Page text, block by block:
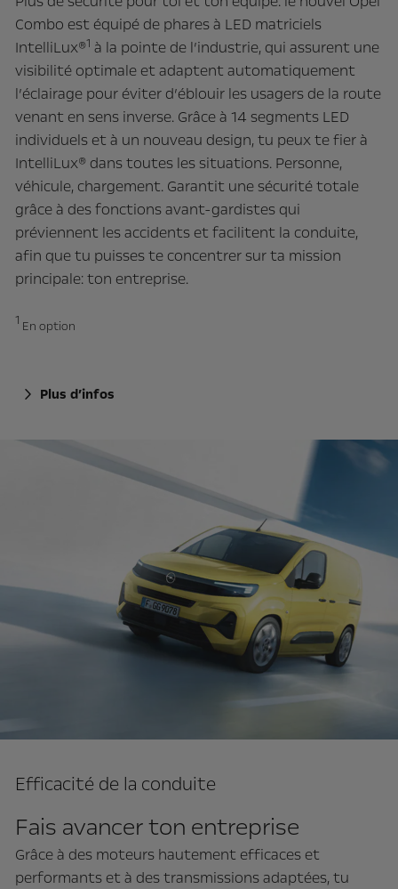
Combo est équipé de phares à LED matriciels
IntelliLux®1 à la pointe de l’industrie, qui assurent une
visibilité optimale et adaptent automatiquement
l’éclairage pour éviter d’éblouir les usagers de la route
venant en sens inverse. Grâce à 14 segments LED
individuels et à un nouveau design, tu peux te fier à
IntelliLux® dans toutes les situations. Personne,
véhicule, chargement. Garantit une sécurité totale
grâce à des fonctions avant-gardistes qui
préviennent les accidents et facilitent la conduite,
afin que tu puisses te concentrer sur ta mission
principale: ton entreprise.
1 En option
Plus d’infos
Efficacité de la conduite
Fais avancer ton entreprise
Grâce à des moteurs hautement efficaces et
performants et à des transmissions adaptées, tu